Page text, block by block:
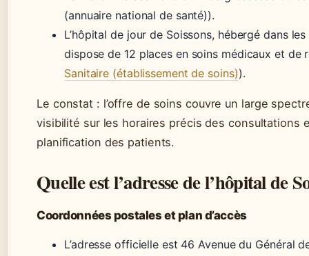
(annuaire national de santé)).
L’hôpital de jour de Soissons, hébergé dans
dispose de 12 places en soins médicaux et de
Sanitaire (établissement de soins)).
Le constat : l’offre de soins couvre un large
visibilité sur les horaires précis des consultations
planification des patients.
Quelle est l’adresse de l’hôpital de
Coordonnées postales et plan d’accès
L’adresse officielle est 46 Avenue du Général